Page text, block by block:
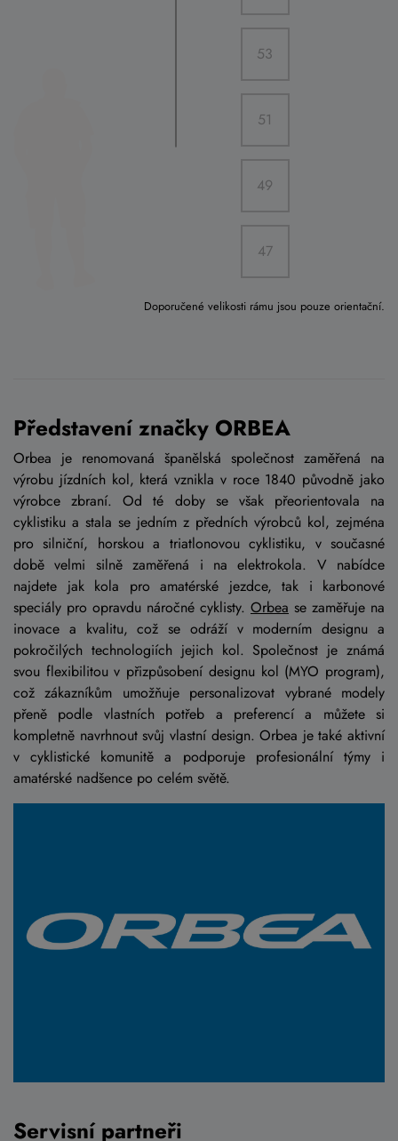
53
51
49
47
Doporučené velikosti rámu jsou pouze orientační.
Představení značky ORBEA
Orbea je renomovaná španělská společnost zaměřená na
výrobu jízdních kol, která vznikla v roce 1840 původně jako
výrobce zbraní. Od té doby se však přeorientovala na
cyklistiku a stala se jedním z předních výrobců kol, zejména
pro silniční, horskou a triatlonovou cyklistiku, v současné
době velmi silně zaměřená i na elektrokola. V nabídce
najdete jak kola pro amatérské jezdce, tak i karbonové
speciály pro opravdu náročné cyklisty. Orbea se zaměřuje na
inovace a kvalitu, což se odráží v moderním designu a
pokročilých technologiích jejich kol. Společnost je známá
svou flexibilitou v přizpůsobení designu kol (MYO program),
což zákazníkům umožňuje personalizovat vybrané modely
přeně podle vlastních potřeb a preferencí a můžete si
kompletně navrhnout svůj vlastní design. Orbea je také aktivní
v cyklistické komunitě a podporuje profesionální týmy i
amatérské nadšence po celém světě.
Servisní partneři